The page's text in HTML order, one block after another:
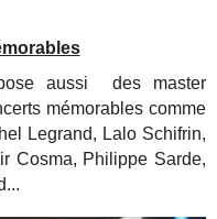
aussi des master
mémorables comme
Legrand, Lalo Schifrin,
Cosma, Philippe Sarde,